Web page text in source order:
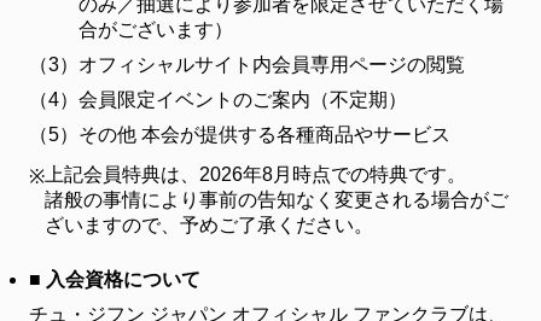
FC NEWS
FCニュース
ビデオ
ギャラリー
CONTACT
お問い合わせ
のみ／抽選により参加者を限定させていただく場
合がございます）
（3） オフィシャルサイト内会員専用ページの閲覧
（4） 会員限定イベントのご案内（不定期）
（5） その他 本会が提供する各種商品やサービス
※ 上記会員特典は、2026年8月時点での特典です。
諸般の事情により事前の告知なく変更される場合がご
ざいますので、予めご了承ください。
■ 入会資格について
チュ・ジフン ジャパン オフィシャル ファンクラブは、